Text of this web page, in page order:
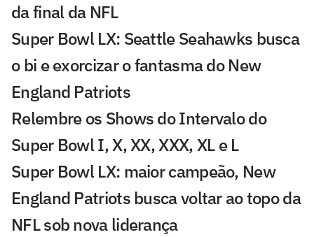
da final da NFL
Super Bowl LX: Seattle Seahawks busca
o bi e exorcizar o fantasma do New
England Patriots
Relembre os Shows do Intervalo do
Super Bowl I, X, XX, XXX, XL e L
Super Bowl LX: maior campeão, New
England Patriots busca voltar ao topo da
NFL sob nova liderança